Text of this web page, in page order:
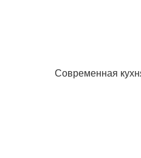
Современная